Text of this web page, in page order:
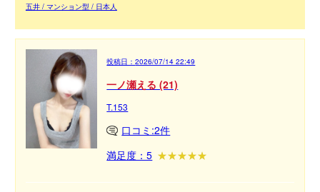
五井 / マンション型 / 日本人
投稿日：2026/07/14 22:49
一ノ瀬える (21)
T.153
口コミ:2件
満足度：5